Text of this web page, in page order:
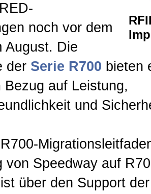
noch vor dem
August. Die
der Serie R700 bieten
Bezug auf Leistung,
und
von Speedway auf
über den Support